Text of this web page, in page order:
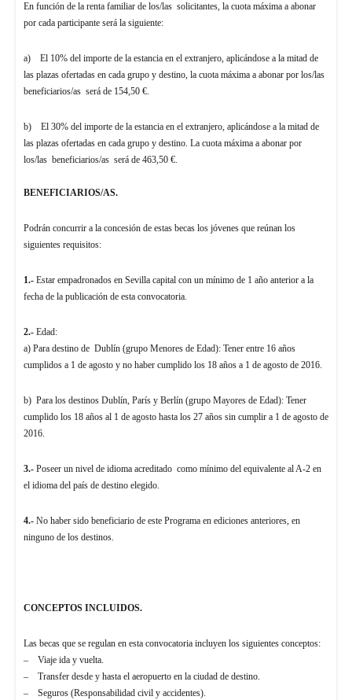
En función de la renta familiar de los/las solicitantes, la cuota máxima a abonar
por cada participante será la siguiente:
a) El 10% del importe de la estancia en el extranjero, aplicándose a la mitad de
las plazas ofertadas en cada grupo y destino, la cuota máxima a abonar por los/las
beneficiarios/as será de 154,50 €.
b) El 30% del importe de la estancia en el extranjero, aplicándose a la mitad de
las plazas ofertadas en cada grupo y destino. La cuota máxima a abonar por
los/las beneficiarios/as será de 463,50 €.
BENEFICIARIOS/AS.
Podrán concurrir a la concesión de estas becas los jóvenes que reúnan los
siguientes requisitos:
1.- Estar empadronados en Sevilla capital con un mínimo de 1 año anterior a la
fecha de la publicación de esta convocatoria.
2.- Edad:
a) Para destino de Dublín (grupo Menores de Edad): Tener entre 16 años
cumplidos a 1 de agosto y no haber cumplido los 18 años a 1 de agosto de 2016.
b) Para los destinos Dublín, París y Berlín (grupo Mayores de Edad): Tener
cumplido los 18 años al 1 de agosto hasta los 27 años sin cumplir a 1 de agosto de
2016.
3.- Poseer un nivel de idioma acreditado como mínimo del equivalente al A-2 en
el idioma del país de destino elegido.
4.- No haber sido beneficiario de este Programa en ediciones anteriores, en
ninguno de los destinos.
CONCEPTOS INCLUIDOS.
Las becas que se regulan en esta convocatoria incluyen los siguientes conceptos:
– Viaje ida y vuelta.
– Transfer desde y hasta el aeropuerto en la ciudad de destino.
– Seguros (Responsabilidad civil y accidentes).